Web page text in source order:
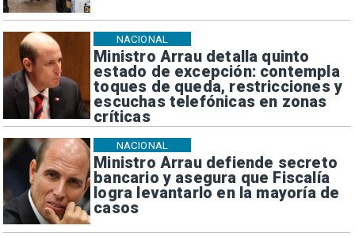
Ministro Arrau detalla quinto
estado de excepción: contempla
toques de queda, restricciones y
escuchas telefónicas en zonas
críticas
NACIONAL
Ministro Arrau defiende secreto
bancario y asegura que Fiscalía
logra levantarlo en la mayoría de
casos
NACIONAL